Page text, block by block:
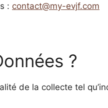
: contact@my-evjf.com
?
de la collecte tel